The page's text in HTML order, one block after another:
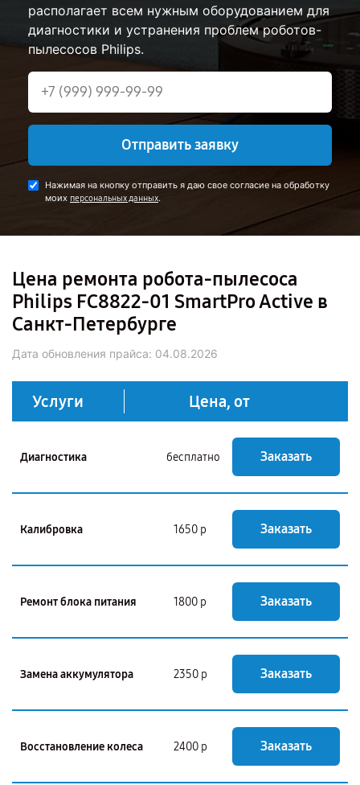
располагает всем нужным оборудованием для
диагностики и устранения проблем роботов-
пылесосов Philips.
Отправить заявку
Нажимая на кнопку отправить я даю свое согласие на обработку
моих персональных данных.
Цена ремонта робота-пылесоса
Philips FC8822-01 SmartPro Active в
Санкт-Петербурге
Дата обновления прайса: 04.08.2026
Услуги Цена, от
Диагностика бесплатно Заказать
Калибровка 1650 р Заказать
Ремонт блока питания 1800 р Заказать
Замена аккумулятора 2350 р Заказать
Восстановление колеса 2400 р Заказать